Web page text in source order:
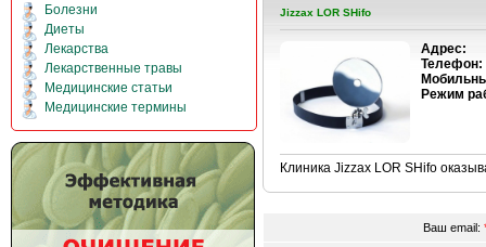
Болезни
Диеты
Лекарства
Лекарственные травы
Медицинские статьи
Медицинские термины
Jizzax LOR SHifo
Адрес:
Телефон:
Режим
Клиника Jizzax LOR SHifo
Ваш email: